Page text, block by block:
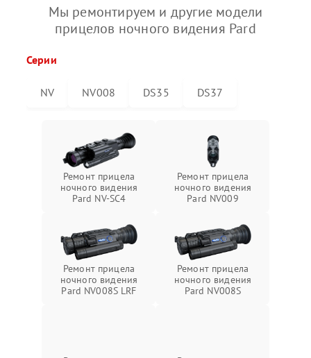
Мы ремонтируем и другие модели
прицелов ночного видения Pard
Серии
NV NV008 DS35 DS37
Ремонт прицела
ночного видения
Pard NV-SC4
Ремонт прицела
ночного видения
Pard NV009
Ремонт прицела
ночного видения
Pard NV008S LRF
Ремонт прицела
ночного видения
Pard NV008S